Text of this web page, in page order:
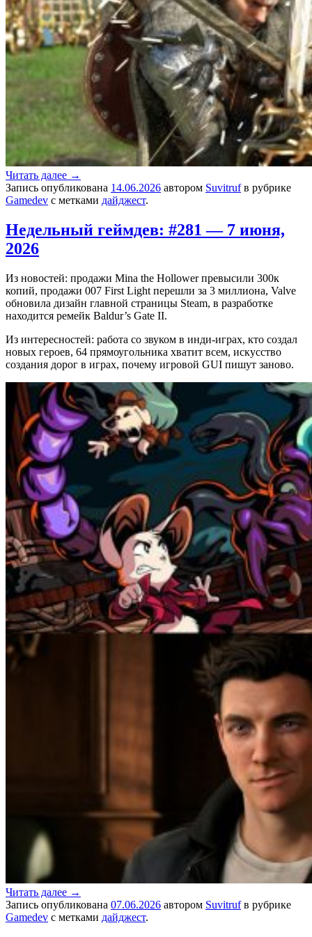
Читать далее →
Запись опубликована 14.06.2026 автором Suvitrufв рубрике
Gamedev с метками дайджест.
Недельный геймдев: #281 — 7 июня,
2026
Из новостей: продажи Mina the Hollower превысили 300к
копий, продажи 007 First Light перешли за 3 миллиона, Valve
обновила дизайн главной страницы Steam, в разработке
находится ремейк Baldur’s Gate II.
Из интересностей: работа со звуком в инди-играх, кто создал
новых героев, 64 прямоугольника хватит всем, искусство
создания дорог в играх, почему игровой GUI пишут заново.
Читать далее →
Запись опубликована 07.06.2026 автором Suvitrufв рубрике
Gamedev с метками дайджест.